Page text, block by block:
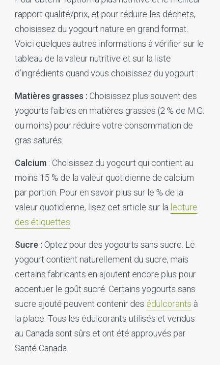
rapport qualité/prix, et pour réduire les déchets,
choisissez du yogourt nature en grand format.
Voici quelques autres informations à vérifier sur le
tableau de la valeur nutritive et sur la liste
d’ingrédients quand vous choisissez du yogourt :
Matières grasses : Choisissez plus souvent des
yogourts faibles en matières grasses (2 % de M.G.
ou moins) pour réduire votre consommation de
gras saturés.
Calcium : Choisissez du yogourt qui contient au
moins 15 % de la valeur quotidienne de calcium
par portion. Pour en savoir plus sur le % de la
valeur quotidienne, lisez cet article sur la lecture
des étiquettes
Sucre : Optez pour des yogourts sans sucre. Le
yogourt contient naturellement du sucre, mais
certains fabricants en ajoutent encore plus pour
accentuer le goût sucré. Certains yogourts sans
sucre ajouté peuvent contenir des édulcorants à
la place. Tous les édulcorants utilisés et vendus
au Canada sont sûrs et ont été approuvés par
Santé Canada.